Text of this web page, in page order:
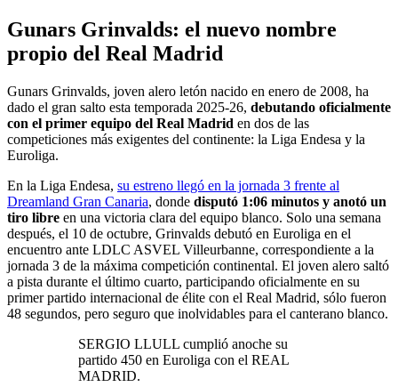
Gunars Grinvalds: el nuevo nombre
propio del Real Madrid
Gunars Grinvalds, joven alero letón nacido en enero de 2008, ha
dado el gran salto esta temporada 2025-26, debutando oficialmente
con el primer equipo del Real Madrid en dos de las
competiciones más exigentes del continente: la Liga Endesa y la
Euroliga.
En la Liga Endesa, su estreno llegó en la jornada 3 frente al
Dreamland Gran Canaria, donde disputó 1:06 minutos y anotó un
tiro libre en una victoria clara del equipo blanco. Solo una semana
después, el 10 de octubre, Grinvalds debutó en Euroliga en el
encuentro ante LDLC ASVEL Villeurbanne, correspondiente a la
jornada 3 de la máxima competición continental. El joven alero saltó
a pista durante el último cuarto, participando oficialmente en su
primer partido internacional de élite con el Real Madrid, sólo fueron
48 segundos, pero seguro que inolvidables para el canterano blanco.
SERGIO LLULL cumplió anoche su
partido 450 en Euroliga con el REAL
MADRID.